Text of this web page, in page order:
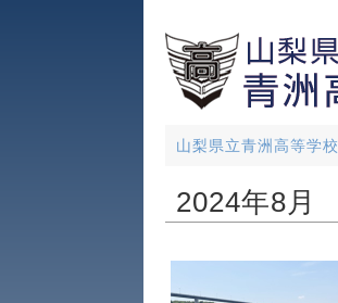
山梨県立青洲高等学校
2024年8月